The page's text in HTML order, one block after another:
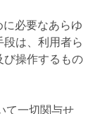
必要なあらゆ
は、利用者ら
び操作するもの
て一切関与せ